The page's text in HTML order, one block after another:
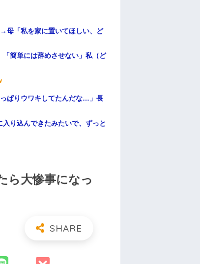
母「私を家に置いてほしい、ど
簡単には辞めさせない」私（ど
ぱりウワキしてたんだな…」長
り込んできたみたいで、ずっと
ら大惨事になっ